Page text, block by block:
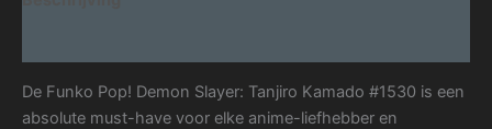
De Funko Pop! Demon Slayer: Tanjiro Kamado #1530 is een
absolute must-have voor elke anime-liefhebber en